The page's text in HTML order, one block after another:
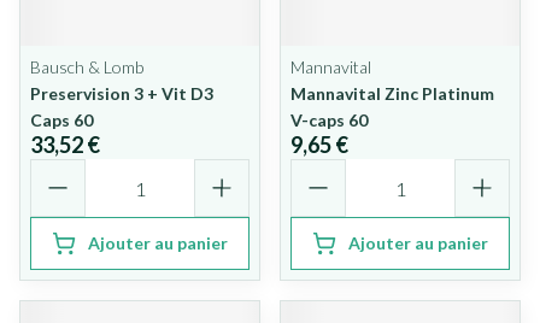
Bausch & Lomb
Preservision 3 + Vit D3
Caps 60
33,52 €
Ajouter au panier
Mannavital
Mannavital Zinc Platinum
V-caps 60
9,65 €
Ajouter au panier